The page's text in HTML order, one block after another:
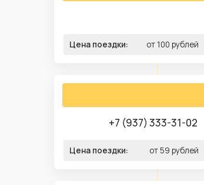
Цена поездки: от 100 рублей
+7 (937) 333-31-02
Цена поездки: от 59 рублей